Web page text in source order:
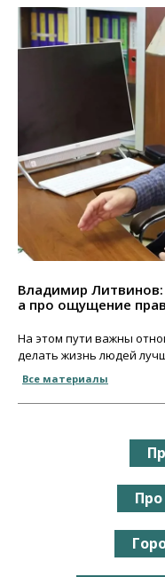
Владимир
а про ощущение
На этом пути важны
делать жизнь людей
Все материалы